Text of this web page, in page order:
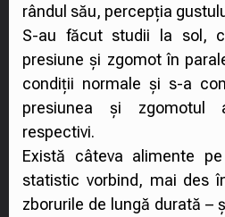
rândul său, percepția
S-au făcut studii la sol,
presiune și zgomot în
condiții normale și s-a
presiunea și zgomotul
respectivi.
Există câteva alimente
statistic vorbind, mai des
zborurile de lungă durată –